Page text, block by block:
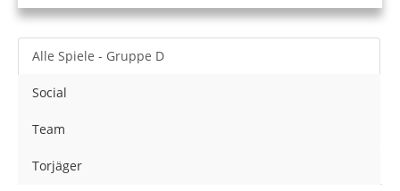
Alle Spiele - Gruppe D
Social
Team
Torjäger